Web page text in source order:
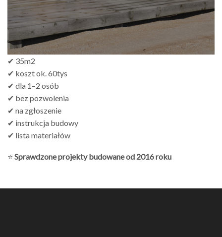
✔ 35m2
✔ koszt ok. 60tys
✔ dla 1–2 osób
✔ bez pozwolenia
✔ na zgłoszenie
✔ instrukcja budowy
✔ lista materiałów
⭐ Sprawdzone projekty budowane od 2016 roku